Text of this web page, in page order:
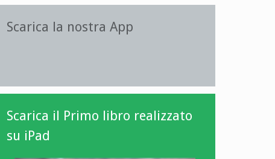
Scarica la nostra App
Scarica il Primo libro realizzato
su iPad